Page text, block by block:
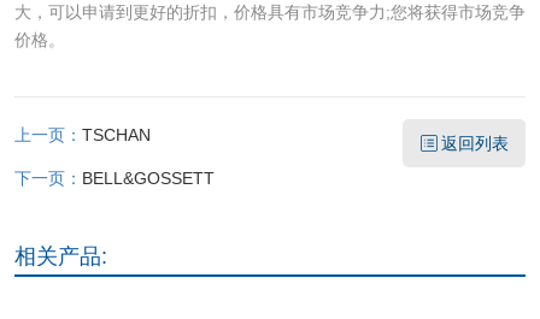
大，可以申请到更好的折扣，价格具有市场竞争力;您将获得市场竞争
价格。
上一页： TSCHAN
下一页： BELL&GOSSETT
返回列表
相关产品: